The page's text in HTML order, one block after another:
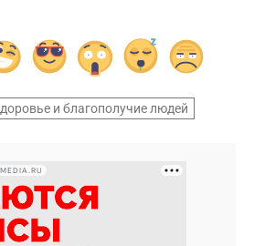
и благополучие людей